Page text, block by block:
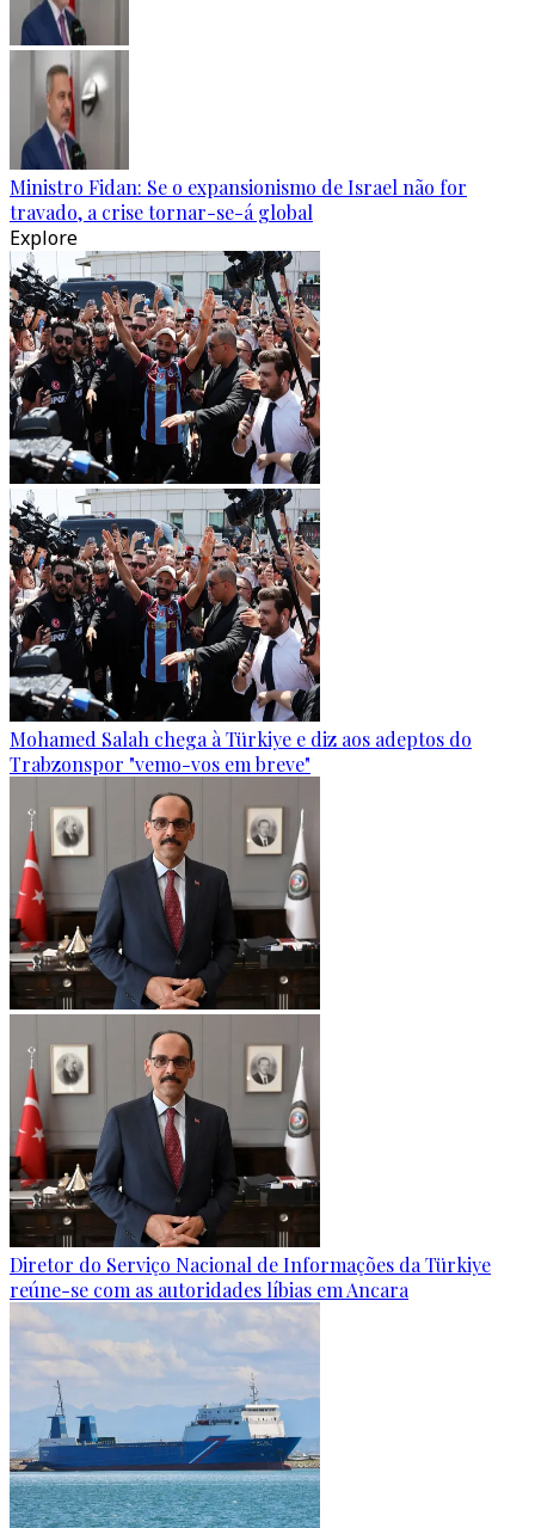
Ministro Fidan: Se o expansionismo de Israel não for
travado, a crise tornar-se-á global
Explore
Mohamed Salah chega à Türkiye e diz aos adeptos do
Trabzonspor "vemo-vos em breve"
Diretor do Serviço Nacional de Informações da Türkiye
reúne-se com as autoridades líbias em Ancara